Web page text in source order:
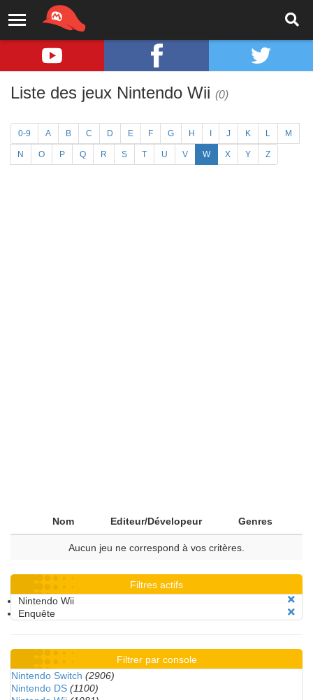
Liste des jeux Nintendo Wii (0)
0-9 A B C D E F G H J K L M
N O P Q R S T U V W X Y Z
Nom Editeur/Dévelopeur Genres
Aucun jeu ne correspond à vos critères.
Filtres actifs
Nintendo Wii
Enquête
Filtrer par console
Nintendo Switch (2906)
Nintendo DS (1100)